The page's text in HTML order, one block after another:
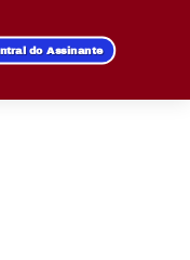
do Assinante